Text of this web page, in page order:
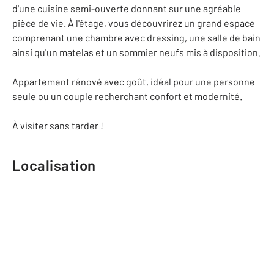
d'une cuisine semi-ouverte donnant sur une agréable
pièce de vie. À l'étage, vous découvrirez un grand espace
comprenant une chambre avec dressing, une salle de bain
ainsi qu'un matelas et un sommier neufs mis à disposition.
Appartement rénové avec goût, idéal pour une personne
seule ou un couple recherchant confort et modernité.
À visiter sans tarder !
Localisation